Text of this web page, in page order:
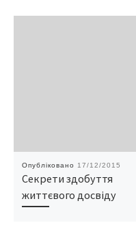
Опубліковано 17/12/2015
Секрети здобуття
життєвого досвіду